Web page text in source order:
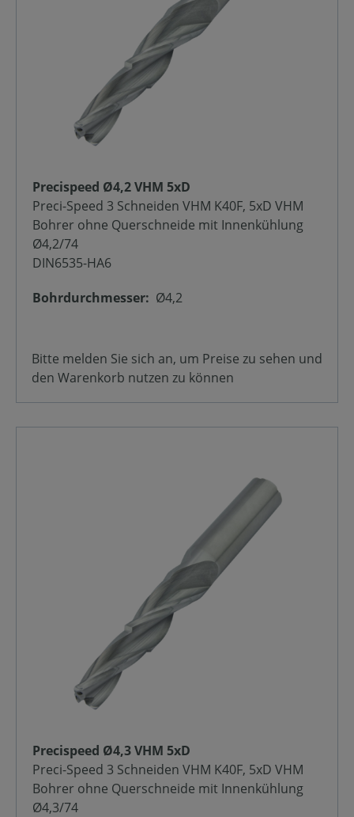
Precispeed Ø4,2 VHM 5xD
Preci-Speed 3 Schneiden VHM K40F, 5xD VHM
Bohrer ohne Querschneide mit Innenkühlung
Ø4,2/74
DIN6535-HA6
Bohrdurchmesser: Ø4,2
Bitte melden Sie sich an, um Preise zu sehen und
den Warenkorb nutzen zu können
Precispeed Ø4,3 VHM 5xD
Preci-Speed 3 Schneiden VHM K40F, 5xD VHM
Bohrer ohne Querschneide mit Innenkühlung
Ø4,3/74